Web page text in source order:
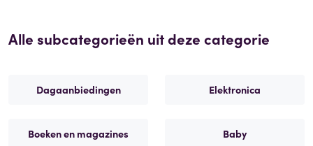
Alle subcategorieën uit deze categorie
Dagaanbiedingen Elektronica
Boeken en magazines Baby